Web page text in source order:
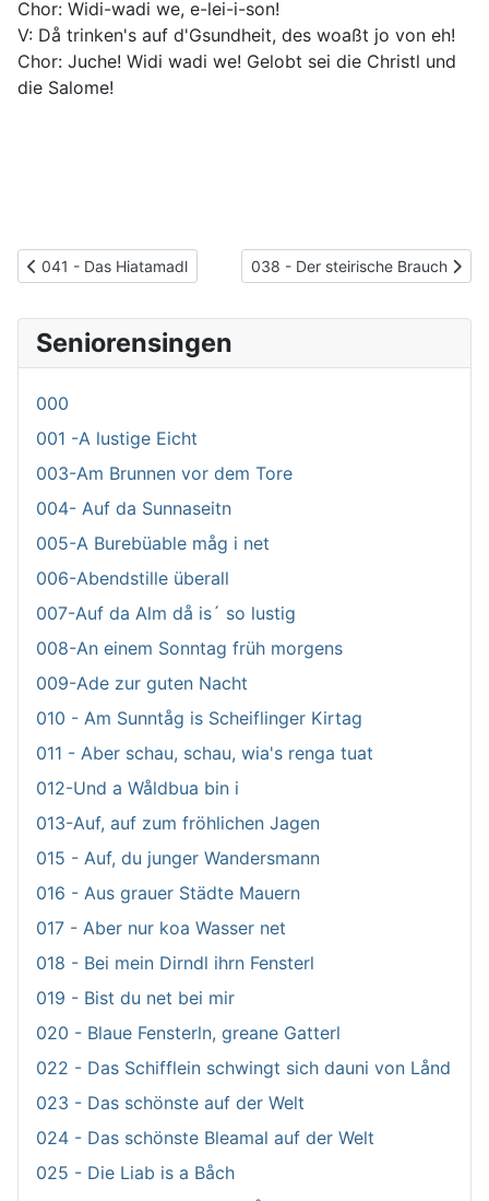
Chor: Widi-wadi we, e-lei-i-son!
V: Då trinken's auf d'Gsundheit, des woaßt jo von eh!
Chor: Juche! Widi wadi we! Gelobt sei die Christl und
die Salome!
Vorheriger Beitrag: 041 - Das Hiatamadl
041 - Das Hiatamadl Nächster Beitrag: 038 - Der
038 - Der steirische Brauch
Seniorensingen
000
001 -A lustige Eicht
003-Am Brunnen vor dem Tore
004- Auf da Sunnaseitn
005-A Burebüable måg i net
006-Abendstille überall
007-Auf da Alm då is´ so lustig
008-An einem Sonntag früh morgens
009-Ade zur guten Nacht
010 - Am Sunntåg is Scheiflinger Kirtag
011 - Aber schau, schau, wia's renga tuat
012-Und a Wåldbua bin i
013-Auf, auf zum fröhlichen Jagen
015 - Auf, du junger Wandersmann
016 - Aus grauer Städte Mauern
017 - Aber nur koa Wasser net
018 - Bei mein Dirndl ihrn Fensterl
019 - Bist du net bei mir
020 - Blaue Fensterln, greane Gatterl
022 - Das Schifflein schwingt sich dauni von Lånd
023 - Das schönste auf der Welt
024 - Das schönste Bleamal auf der Welt
025 - Die Liab is a Båch